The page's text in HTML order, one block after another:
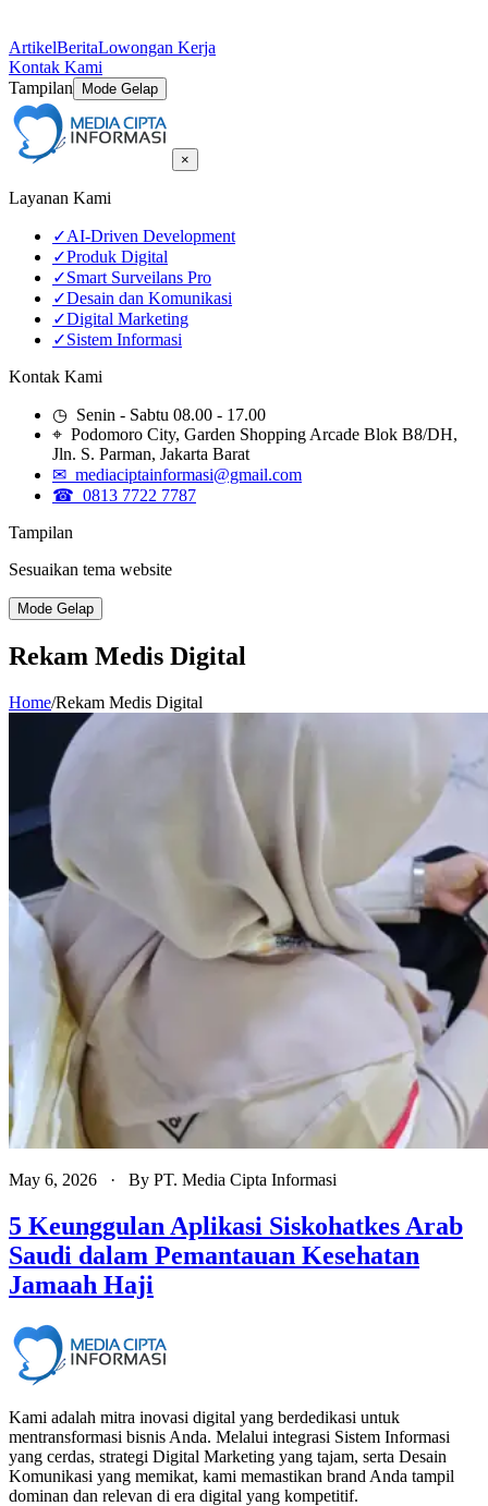
ArtikelBeritaLowongan Kerja
Kontak Kami
Tampilan
Mode Gelap
×
Layanan Kami
✓AI-Driven Development
✓Produk Digital
✓Smart Surveilans Pro
✓Desain dan Komunikasi
✓Digital Marketing
✓Sistem Informasi
Kontak Kami
◷ Senin - Sabtu 08.00 - 17.00
⌖ Podomoro City, Garden Shopping Arcade Blok B8/DH,
Jln. S. Parman, Jakarta Barat
✉ mediaciptainformasi@gmail.com
☎ 0813 7722 7787
Tampilan
Sesuaikan tema website
Mode Gelap
Rekam Medis Digital
Home/Rekam Medis Digital
May 6, 2026 · By PT. Media Cipta Informasi
5 Keunggulan Aplikasi Siskohatkes Arab
Saudi dalam Pemantauan Kesehatan
Jamaah Haji
Kami adalah mitra inovasi digital yang berdedikasi untuk
mentransformasi bisnis Anda. Melalui integrasi Sistem Informasi
yang cerdas, strategi Digital Marketing yang tajam, serta Desain
Komunikasi yang memikat, kami memastikan brand Anda tampil
dominan dan relevan di era digital yang kompetitif.